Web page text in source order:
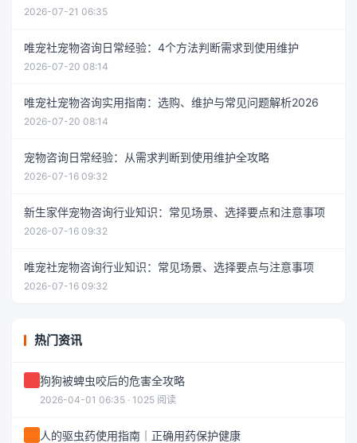
2026-07-21 06:35
唯宠社宠物咨询日常经验：4个方法判断需求到使用维护
2026-07-20 08:14
唯宠社宠物咨询实用指南：选购、维护与常见问题解析2026
2026-07-20 08:14
宠物咨询日常经验：从需求判断到使用维护全攻略
2026-07-16 09:32
新生家伴宠物咨询行业知识：常见场景、选择要点和注意事项
2026-07-16 09:32
唯宠社宠物咨询行业知识：常见场景、选择要点与注意事项
2026-07-16 09:32
热门资讯
狗狗被蜱虫咬后的危害全攻略
2026-04-01 06:35 · 1025 阅读
人的驱虫药使用指南｜正确用药保护健康